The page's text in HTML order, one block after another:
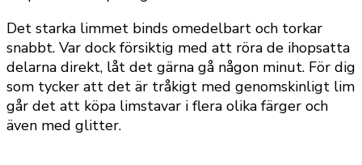
Det starka limmet binds omedelbart och torkar
snabbt. Var dock försiktig med att röra de ihopsatta
delarna direkt, låt det gärna gå någon minut. För dig
som tycker att det är tråkigt med genomskinligt lim
går det att köpa limstavar i flera olika färger och
även med glitter.